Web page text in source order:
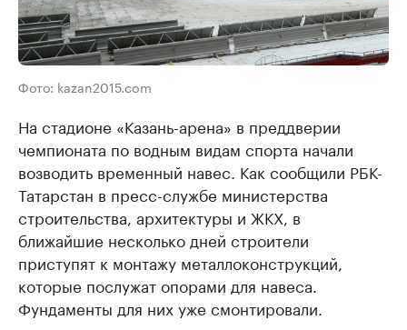
Фото: kazan2015.com
На стадионе «Казань-арена» в преддверии
чемпионата по водным видам спорта начали
возводить временный навес. Как сообщили РБК-
Татарстан в пресс-службе министерства
строительства, архитектуры и ЖКХ, в
ближайшие несколько дней строители
приступят к монтажу металлоконструкций,
которые послужат опорами для навеса.
Фундаменты для них уже смонтировали.